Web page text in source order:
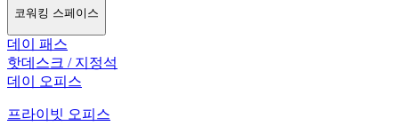
코워킹 스페이스
데이 패스
핫데스크 / 지정석
데이 오피스
프라이빗 오피스